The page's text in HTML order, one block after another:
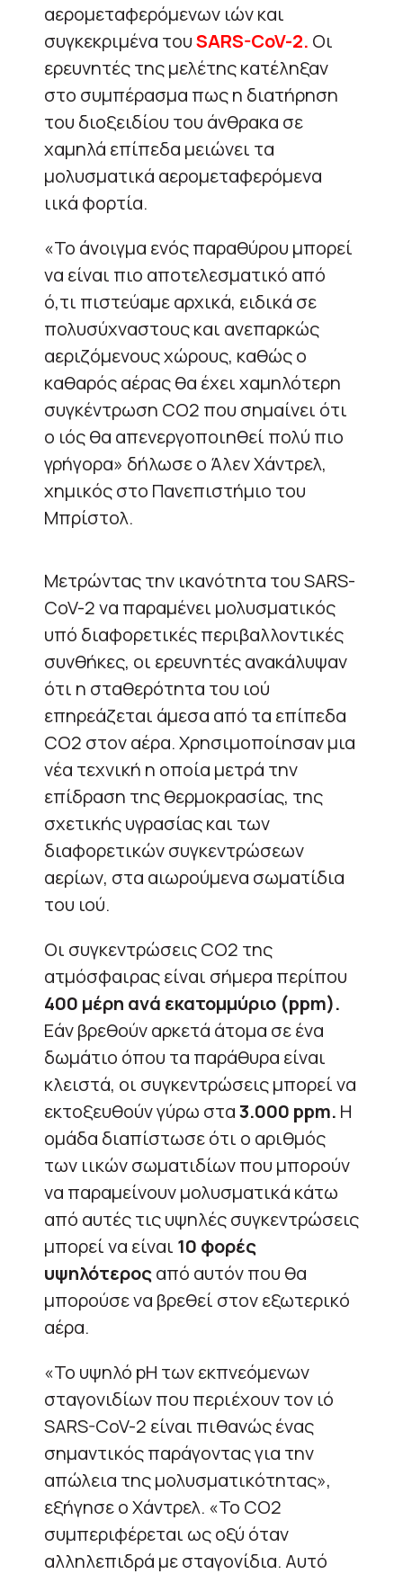
αερομεταφερόμενων ιών και
συγκεκριμένα τουSARS-CoV-2. Οι
ερευνητές της μελέτης κατέληξαν
στο συμπέρασμα πως η διατήρηση
του διοξειδίου του άνθρακα σε
χαμηλά επίπεδα μειώνει τα
μολυσματικά αερομεταφερόμενα
ιικά φορτία.
«Το άνοιγμα ενός παραθύρου μπορεί
να είναι πιο αποτελεσματικό από
ό,τι πιστεύαμε αρχικά, ειδικά σε
πολυσύχναστους και ανεπαρκώς
αεριζόμενους χώρους, καθώς ο
καθαρός αέρας θα έχει χαμηλότερη
συγκέντρωση CO2 που σημαίνει ότι
ο ιός θα απενεργοποιηθεί πολύ πιο
γρήγορα» δήλωσε ο Άλεν Χάντρελ,
χημικός στο Πανεπιστήμιο του
Μπρίστολ.
Μετρώντας την ικανότητα του SARS-
CoV-2 να παραμένει μολυσματικός
υπό διαφορετικές περιβαλλοντικές
συνθήκες, οι ερευνητές ανακάλυψαν
ότι η σταθερότητα του ιού
επηρεάζεται άμεσα από τα επίπεδα
CO2 στον αέρα. Χρησιμοποίησαν μια
νέα τεχνική η οποία μετρά την
επίδραση της θερμοκρασίας, της
σχετικής υγρασίας και των
διαφορετικών συγκεντρώσεων
αερίων, στα αιωρούμενα σωματίδια
του ιού.
Οι συγκεντρώσεις CO2 της
ατμόσφαιρας είναι σήμερα περίπου
400 μέρη ανά εκατομμύριο (ppm).
Εάν βρεθούν αρκετά άτομα σε ένα
δωμάτιο όπου τα παράθυρα είναι
κλειστά, οι συγκεντρώσεις μπορεί να
εκτοξευθούν γύρω στα3.000 ppm. Η
ομάδα διαπίστωσε ότι ο αριθμός
των ιικών σωματιδίων που μπορούν
να παραμείνουν μολυσματικά κάτω
από αυτές τις υψηλές συγκεντρώσεις
μπορεί να είναι 10 φορές
υψηλότεροςαπό αυτόν που θα
μπορούσε να βρεθεί στον εξωτερικό
αέρα.
«Το υψηλό pH των εκπνεόμενων
σταγονιδίων που περιέχουν τον ιό
SARS-CoV-2 είναι πιθανώς ένας
σημαντικός παράγοντας για την
απώλεια της μολυσματικότητας»,
εξήγησε ο Χάντρελ. «Το CO2
συμπεριφέρεται ως οξύ όταν
αλληλεπιδρά με σταγονίδια. Αυτό